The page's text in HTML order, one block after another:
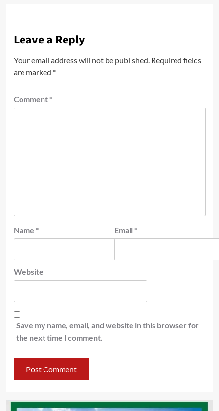
Leave a Reply
Your email address will not be published. Required fields
are marked *
Comment *
Name * Email *
Website
Save my name, email, and website in this browser for
the next time I comment.